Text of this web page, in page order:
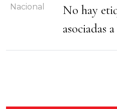
Nacional
No hay
asociadas